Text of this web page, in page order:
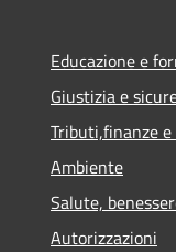
Educazione e
Giustizia e
Tributi,finanze
Ambiente
Salute,
Autorizzazioni